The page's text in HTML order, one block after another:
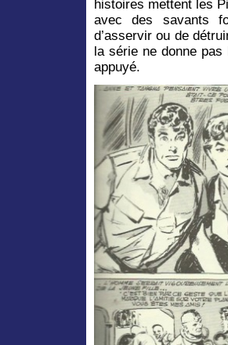
histoires mettent les
avec des savants
d’asservir ou de
la série ne donne pas
appuyé.